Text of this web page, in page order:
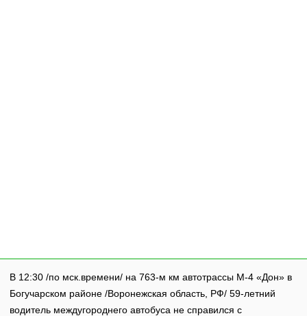
В 12:30 /по мск.времени/ на 763-м км автотрассы М-4 «Дон» в
Богучарском районе /Воронежская область, РФ/ 59-летний
водитель междугороднего автобуса не справился с